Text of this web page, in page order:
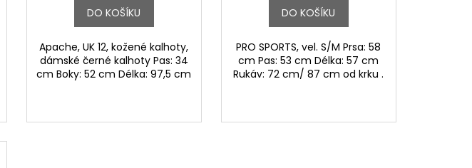
DO KOŠÍKU
Apache, UK 12, kožené kalhoty,
dámské černé kalhoty Pas: 34
cm Boky: 52 cm Délka: 97,5 cm
DO KOŠÍKU
PRO SPORTS, vel. S/M Prsa: 58
cm Pas: 53 cm Délka: 57 cm
Rukáv: 72 cm/ 87 cm od krku .